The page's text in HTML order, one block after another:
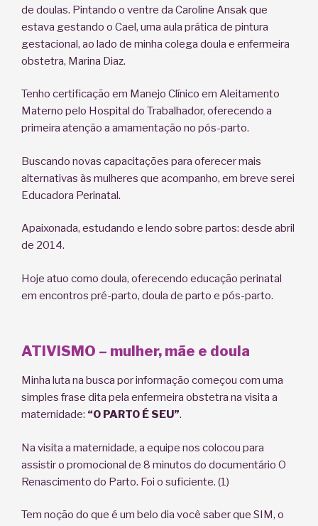
de doulas. Pintando o ventre da Caroline Ansak que
estava gestando o Cael, uma aula prática de pintura
gestacional, ao lado de minha colega doula e enfermeira
obstetra, Marina Diaz.
Tenho certificação em Manejo Clínico em Aleitamento
Materno pelo Hospital do Trabalhador, oferecendo a
primeira atenção a amamentação no pós-parto.
Buscando novas capacitações para oferecer mais
alternativas às mulheres que acompanho, em breve serei
Educadora Perinatal.
Apaixonada, estudando e lendo sobre partos: desde abril
de 2014.
Hoje atuo como doula, oferecendo educação perinatal
em encontros pré-parto, doula de parto e pós-parto.
ATIVISMO – mulher, mãe e doula
Minha luta na busca por informação começou com uma
simples frase dita pela enfermeira obstetra na visita a
maternidade: “O PARTO É SEU”.
Na visita a maternidade, a equipe nos colocou para
assistir o promocional de 8 minutos do documentário O
Renascimento do Parto. Foi o suficiente. (1)
Tem noção do que é um belo dia você saber que SIM, o